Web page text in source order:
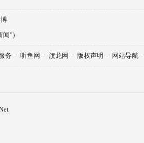
闻”)
务 - 听鱼网 - 旗龙网 - 版权声明 - 网站导航 -